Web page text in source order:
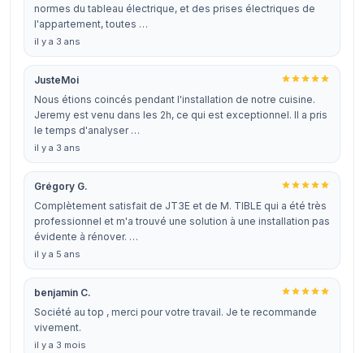
normes du tableau électrique, et des prises électriques de
l'appartement, toutes …
il y a 3 ans
JusteMoi
Nous étions coincés pendant l'installation de notre cuisine.
Jeremy est venu dans les 2h, ce qui est exceptionnel. Il a pris
le temps d'analyser …
il y a 3 ans
Grégory G.
Complètement satisfait de JT3E et de M. TIBLE qui a été très
professionnel et m'a trouvé une solution à une installation pas
évidente à rénover. …
il y a 5 ans
benjamin C.
Société au top , merci pour votre travail. Je te recommande
vivement.
il y a 3 mois